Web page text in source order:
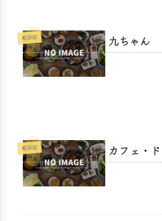
松阪駅 九ちゃん
松阪駅 カフェ・